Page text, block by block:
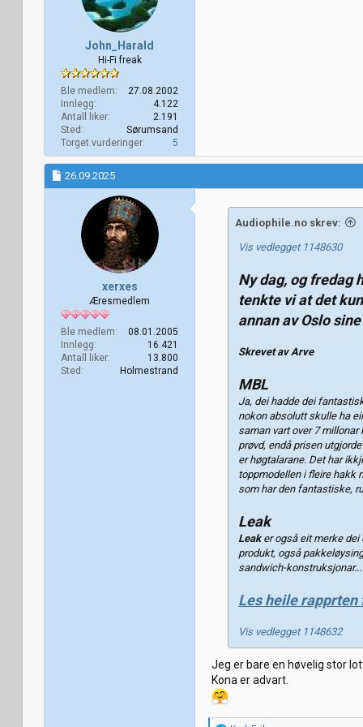
John_Harald
Hi-Fi freak
Ble medlem
27.08.2002
Innlegg
4.122
Antall liker
2.191
Sted
Sørumsand
Torget vurderinger
5
26.09.2025
xerxes
Æresmedlem
Ble medlem
08.01.2005
Innlegg
16.421
Antall liker
13.800
Sted
Holmestrand
Audiophile.no skrev:
Vis vedlegget 1148630
Ny dag, og fredag
tenkte vi at det
annan av Oslo
Skrevet av Arve
MBL
Ja, dei hadde dei
nokon absolutt skulle ha
saman vart over 7
prøvd, endå prisen
er høgtalarane. Det har
toppmodellen i fleire hakk
som har den fantastiske,
Leak
Leaker også eit merke dei
produkt, også
sandwich-konstruksjonar...
Les heile
Vis vedlegget 1148632
Jeg er bare en høvelig stor
Kona er advart.